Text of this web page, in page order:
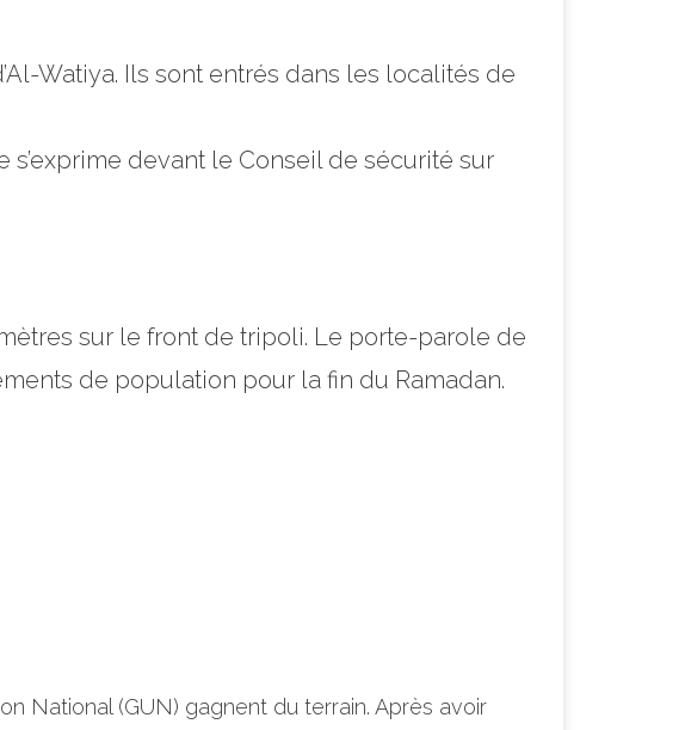
Watiya. Ils sont entrés dans les localités de
devant le Conseil de sécurité sur
sur le front de tripoli. Le porte-parole de
de population pour la fin du Ramadan.
National (GUN) gagnent du terrain. Après avoir